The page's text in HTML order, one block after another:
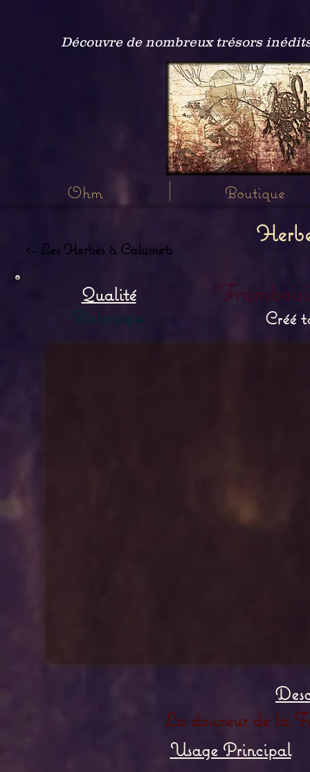
Découvre de nombreux trésors
Ohm Boutique
<- Les Herbes à Calumets
Créé
Qualité
Biologique
La douceur de la
Usage Principal